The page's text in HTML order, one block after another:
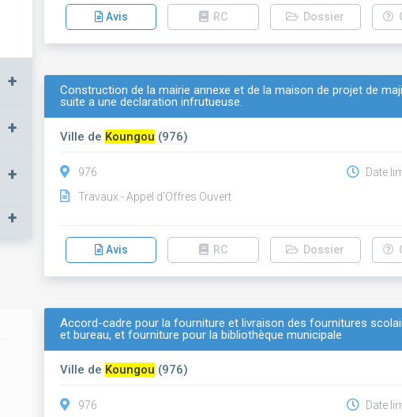
+
+
+
+
Avis RC Dossier
Construction de la mairie annexe et de la maison de projet de
suite a une declaration infrutueuse.
Ville de Koungou (976)
976
Travaux - Appel d'Offres Ouvert
Date
Avis RC Dossier
Accord-cadre pour la fourniture et livraison des fournitures
et bureau, et fourniture pour la bibliothèque municipale
Ville de Koungou (976)
976
Date